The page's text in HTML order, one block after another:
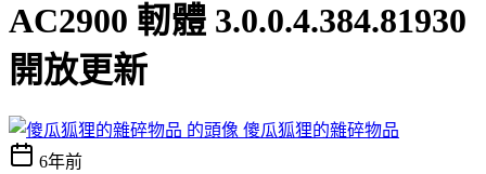
AC2900 軔體 3.0.0.4.384.81930
開放更新
傻瓜狐狸的雜碎物品
6年前